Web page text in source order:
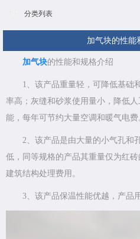
分类列表
加气块的性能
加气块的性能和规格介绍
1、该产品重量轻，可降低基础
率高；灰缝和砂浆使用量小，降低
能，每年可节约大量空调和暖气电费
2、该产品是由大量的小气孔和
低，同等规格的产品其重量仅为红
建筑结构处理费用。
3、该产品保温性能优越，产品